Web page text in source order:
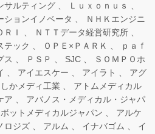
サルティング
Ｌｕｘｏｎｕｓ
ションイノベータ
ＮＨＫエンジニ
ＲＩ
ＮＴＴデータ経営研究所
テック ＯＰＥ×ＰＡＲＫ
ｐａｆ
ス ＰＳＰ SJC
ＳＯＭＰＯホ
アイエスケー アイラト
アグ
かメディ工業
アトムメディカル
ア
アバノス・メディカル・ジャパ
ットメディカルジャパン
アルケ
ロジズ アルム イナバゴム
イ